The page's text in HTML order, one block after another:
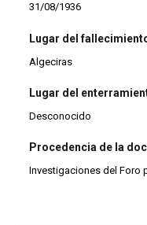
31/08/1936
Lugar del
Algeciras
Lugar del
Desconocido
Procedencia de la
Investigaciones del Foro